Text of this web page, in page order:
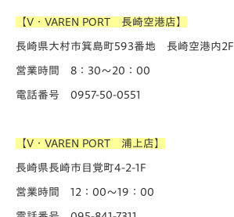
【V・VAREN PORT 長崎空港店】
長崎県大村市箕島町593番地 長崎空港内2F
営業時間 8：30～20：00
電話番号 0957-50-0551
【V・VAREN PORT 浦上店】
長崎県長崎市目覚町4-2-1F
営業時間 12：00～19：00